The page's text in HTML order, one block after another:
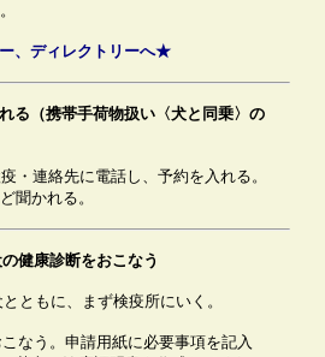
、ディレクトリーへ★
る （携帯手荷物扱い〈犬と同乗〉の
・連絡先に電話し、予約を入れる。
聞かれる。
健康診断をおこなう
ともに、まず検疫所にいく。
なう。申請用紙に必要事項を記入